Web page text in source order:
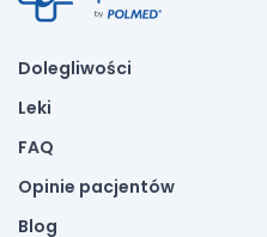
Dolegliwości
Leki
FAQ
Opinie pacjentów
Blog